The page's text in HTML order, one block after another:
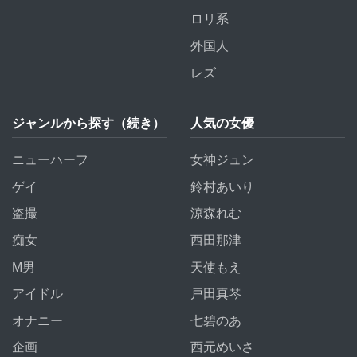
ロリ系
外国人
レズ
ジャンルから探す（続き）
ニューハーフ
ゲイ
盗撮
痴女
M男
アイドル
オナニー
企画
人気の女優
女神ジュン
鈴村あいり
涼森れむ
西田那津
天使もえ
戸田真琴
七碧のあ
西元めいさ